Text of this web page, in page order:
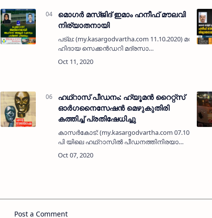
ചെമ്മനാട്
മൊഗര്‍ മസ്ജിദ് ഇമാം ഹനീഫ് മൗലവി
നിര്യാതനായി
പട്‌ല: (my.kasargodvartha.com 11.10.2020)
ഹിദായ സെക്കന്‍ഡറി മദ്രസാ
അധ്യാപകനും മൊഗര്‍ മസ്ജിദ്
ഇമാമുമായിരുന്ന മലപ്പുറം ചേലേമ്പ്ര
ഹഥ്‌റാസ് പീഡനം: ഹ്യൂമന്‍ റൈറ്റ്‌സ്
ഓര്‍ഗനൈസേഷന്‍ മെഴുകുതിരി
കത്തിച്ച് പ്രതിഷേധിച്ചു
കാസര്‍കോട്: (my.kasargodvartha.com
പി യിലെ ഹഥ്‌റാസില്‍ പീഡനത്തിനിരയായി
മരിച്ച യുവതിയുടെ കുടുംബത്തിന് നീതി
ലഭ്യമാക്കുക എന്നാഹ്വാനം ചെയ്ത്
Post a Comment